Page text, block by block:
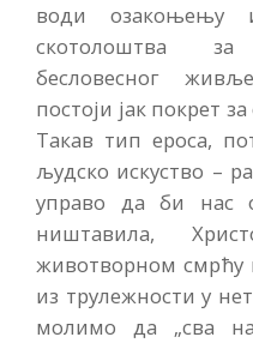
води озакоњењу
скотолоштва
бесловесног
постоји јак покрет
Такав тип ероса,
људско искуство –
управо да би нас
ништавила,
животворном смрћу
из трулежности у
молимо да „сва